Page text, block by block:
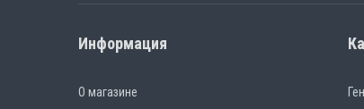
Информация
О магазине